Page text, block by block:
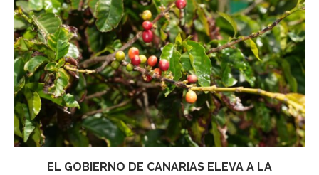
EL GOBIERNO DE CANARIAS ELEVA A LA